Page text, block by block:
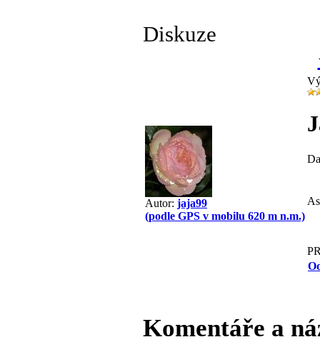
Diskuze
Autor: jaja99
(podle GPS v mobilu 620 m n.m.)
Komentáře a